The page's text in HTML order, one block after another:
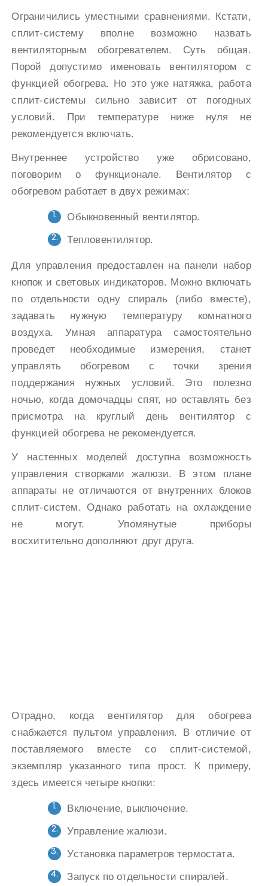
Ограничились уместными сравнениями. Кстати,
сплит-систему вполне возможно назвать
вентиляторным обогревателем. Суть общая.
Порой допустимо именовать вентилятором с
функцией обогрева. Но это уже натяжка, работа
сплит-системы сильно зависит от погодных
условий. При температуре ниже нуля не
рекомендуется включать.
Внутреннее устройство уже обрисовано,
поговорим о функционале. Вентилятор с
обогревом работает в двух режимах:
Обыкновенный вентилятор.
Тепловентилятор.
Для управления предоставлен на панели набор
кнопок и световых индикаторов. Можно включать
по отдельности одну спираль (либо вместе),
задавать нужную температуру комнатного
воздуха. Умная аппаратура самостоятельно
проведет необходимые измерения, станет
управлять обогревом с точки зрения
поддержания нужных условий. Это полезно
ночью, когда домочадцы спят, но оставлять без
присмотра на круглый день вентилятор с
функцией обогрева не рекомендуется.
У настенных моделей доступна возможность
управления створками жалюзи. В этом плане
аппараты не отличаются от внутренних блоков
сплит-систем. Однако работать на охлаждение
не могут. Упомянутые приборы
восхитительно дополняют друг друга.
Отрадно, когда вентилятор для обогрева
снабжается пультом управления. В отличие от
поставляемого вместе со сплит-системой,
экземпляр указанного типа прост. К примеру,
здесь имеется четыре кнопки:
Включение, выключение.
Управление жалюзи.
Установка параметров термостата.
Запуск по отдельности спиралей.